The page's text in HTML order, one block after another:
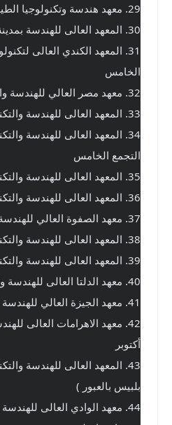
29. معهد هندسة وتكنولوجيا الطيران بامبابة – الجيزة
30. المعهد العالى للهندسة بمدينة 15 مايو
الخامس
32. معهد مصر العالي للهندسة والتكنولوجيا بالمنصورة
33. المعهد العالى للهندسة والتكنولوجيا بالعريش
التجمع الخامس
35. المعهد العالى للهندسة والتكنولوجيا بالمنيا الجديدة
36. المعهد العالى للهندسة والتكنولوجيا بكفر الشيخ
37. معهد الصفوة العالي للهندسة
38. المعهد العالى للهندسة والتكنولوجيا بالبحيرة
39. المعهد العالى للهندسة والتكنولوجيا بدمياط الجديدة
40. معهد الدلتا العالى للهندسة والتكنولوجيا بالمنصورة
41. معهد الجيزة العالي للهندسة والتكنولوجيا بطموة
أكتوبر
بلبيس بالعبور )